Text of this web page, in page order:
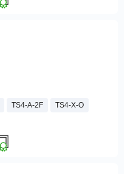
TS4-A-2F TS4-X-O